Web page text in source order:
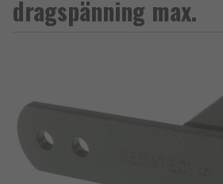
dragspänning max.